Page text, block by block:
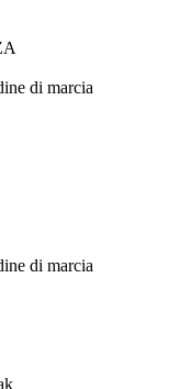
di marcia
di marcia